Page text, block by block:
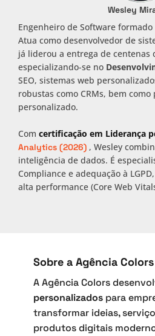
Wesley
Engenheiro de Software
Atua como desenvolvedor de
já liderou a entrega de centenas
especializando-se no
SEO, sistemas web
robustas como CRMs, bem
personalizado.
Com certificação em Liderança
Analytics (2026) , Wesley
inteligência de dados. É
Compliance e adequação à
alta performance (Core Web
Sobre a Agência Colors
A Agência Colors
personalizados para
transformar ideias,
produtos digitais